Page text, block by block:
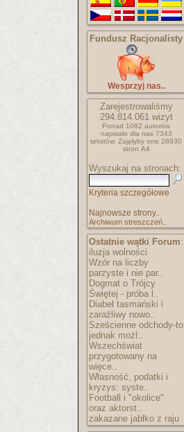
Fundusz Racjonalisty
Wesprzyj nas..
Zarejestrowaliśmy
294.814.061wizyt
Ponad 1062 autorów
napisało dla nas 7343
tekstów. Zajęłyby one 28930
stron A4
Wyszukaj na stronach:
Kryteria szczegółowe
Najnowsze strony..
Archiwum streszczeń..
Ostatnie wątki Forum:
iluzja wolności
Wzór na liczby
parzyste i nie par..
Dogmat o Trójcy
Świętej - próba l..
Diabeł tasmański i
zaraźliwy nowo..
Sześcienne odchody-to
jednak możl..
Wszechświat
przygotowany na
więce..
Własność, podatki i
kryzys: syste..
Football i "okolice"
oraz aktorst..
zakazane jabłko z raju